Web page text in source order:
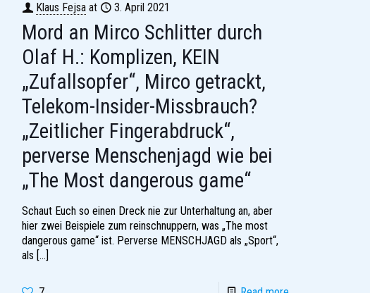
Klaus Fejsa at 3. April 2021
Mord an Mirco Schlitter durch
Olaf H.: Komplizen, KEIN
„Zufallsopfer“, Mirco getrackt,
Telekom-Insider-Missbrauch?
„Zeitlicher Fingerabdruck“,
perverse Menschenjagd wie bei
„The Most dangerous game“
Schaut Euch so einen Dreck nie zur Unterhaltung an, aber
hier zwei Beispiele zum reinschnuppern, was „The most
dangerous game“ ist. Perverse MENSCHJAGD als „Sport“,
als […]